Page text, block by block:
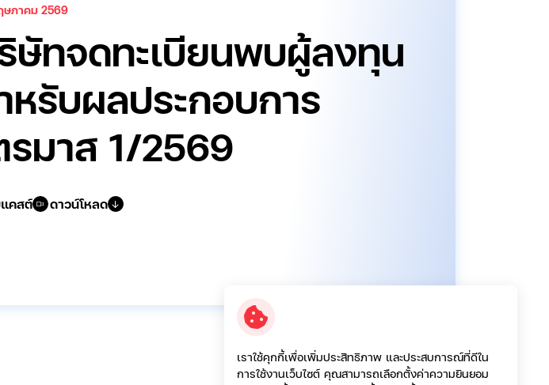
ษภาคม 2569
ษัทจดทะเบียนพบผู้ลงทุน
หรับผลประกอบการ
รมาส 1/2569
คสต์ ดาวน์โหลด
ปี: ล่าสุด
เราใช้คุกกี้เพื่อเพิ่มประสิทธิภาพ และประสบการณ์ที่ดีใน
การใช้งานเว็บไซต์ คุณสามารถเลือกตั้งค่าความยินยอม